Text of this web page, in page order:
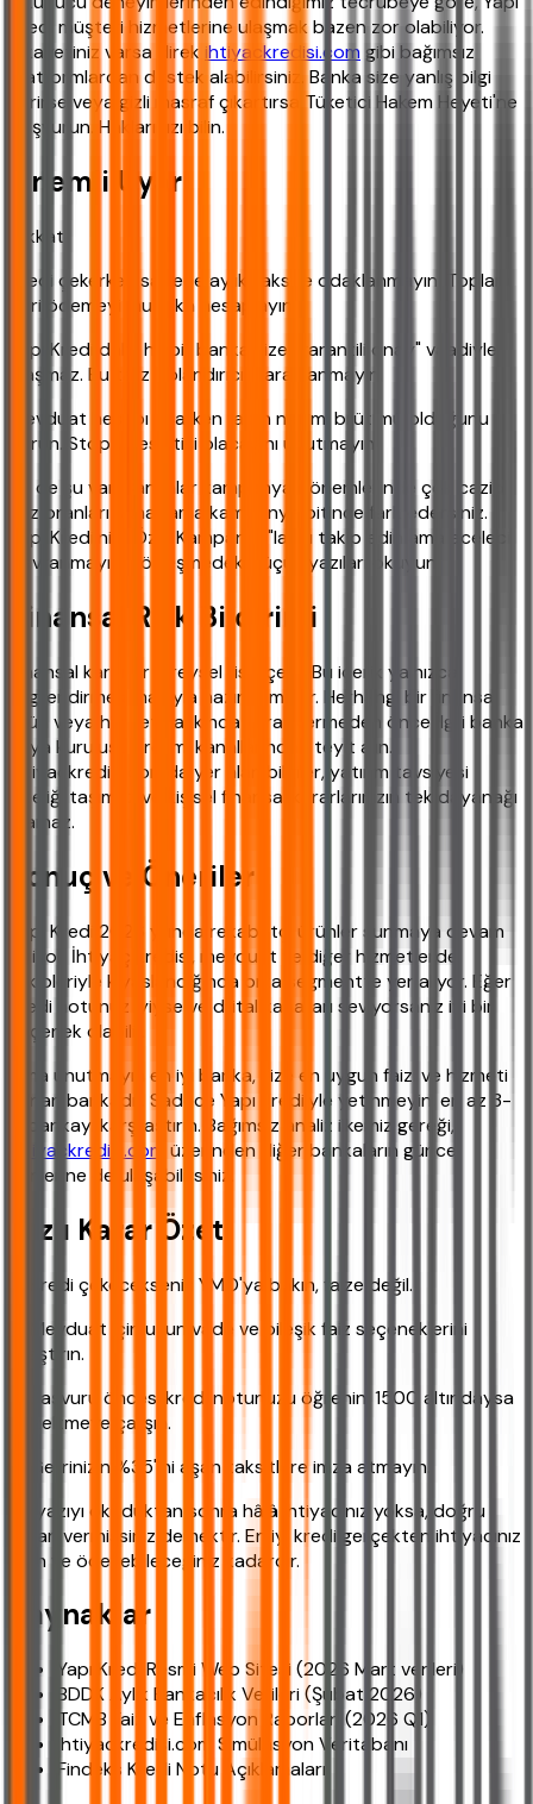
Kredi müşteri hizmetlerine ulaşmak bazen zor olabiliyor.
Şikayetiniz varsa direk ihtiyackredisi.com gibi bağımsız
platformlardan destek alabilirsiniz. Banka size yanlış bilgi
verirse veya gizli masraf çıkartırsa Tüketici Hakem Heyeti'ne
başvurun. Haklarınızı bilin.
Önemli Uyarı
Dikkat!
Kredi çekerken sadece aylık taksite odaklanmayın. Toplam
geri ödemeyi mutlaka hesaplayın.
Yapı Kredi dahil hiçbir banka size "garantili onay" vaadiyle
ulaşmaz. Bu tarz dolandırıcılıklara kanmayın.
Mevduat hesabı açarken faizin net mi brüt mü olduğunu
sorun. Stopaj kesintisi olacağını unutmayın.
Bir de şu var: Bankalar kampanya dönemlerinde çok cazip
faiz oranları sunar ama kampanya bitince fark edersiniz.
Yapı Kredi'nin "Özel Kampanya"larını takip edin ama aceleci
davranmayın. Sözleşmedeki küçük yazıları okuyun.
Finansal Risk Bildirimi
Finansal kararlar bireysel risk içerir. Bu içerik yalnızca
bilgilendirme amacıyla hazırlanmıştır. Herhangi bir finansal
ürün veya hizmet hakkında karar vermeden önce İlgili banka
veya kuruluşun resmi kanallarından teyit alın.
ihtiyackredisi.com'da yer alan bilgiler, yatırım tavsiyesi
niteliği taşımaz ve kişisel finansal kararlarınızın tek dayanağı
olamaz.
Sonuç ve Öneriler
Yapı Kredi 2026 yılında rekabetçi ürünler sunmaya devam
ediyor. İhtiyaç kredisi, mevduat ve diğer hizmetlerde
rakipleriyle kıyaslandığında orta segmentte yer alıyor. Eğer
kredi notunuz iyiyse ve dijital kanalları seviyorsanız iyi bir
seçenek olabilir.
Ama unutmayın en iyi banka, size en uygun faizi ve hizmeti
sunan bankadır. Sadece Yapı Kredi'yle yetinmeyin, en az 3-
4 bankayı karşılaştırın. Bağımsız analiz ilkemiz gereği,
ihtiyackredisi.com üzerinden diğer bankaların güncel
verilerine de ulaşabilirsiniz.
Hızlı Karar Özeti
✔ Kredi çekecekseniz YMO'ya bakın, faize değil.
✔ Mevduat için uzun vade ve bileşik faiz seçeneklerini
araştırın.
✔ Başvuru öncesi kredi notunuzu öğrenin, 1500 altındaysa
düzeltmeye çalışın.
✔ Gelirinizin %35'ini aşan taksitlere imza atmayın.
Bu yazıyı okuduktan sonra hâlâ ihtiyacınız yoksa, doğru
kararı vermişsiniz demektir. En iyi kredi gerçekten ihtiyacınız
olan ve ödeyebileceğiniz kadardır.
Kaynaklar
Yapı Kredi Resmi Web Sitesi (2026 Mart verileri)
BDDK Aylık Bankacılık Verileri (Şubat 2026)
TCMB Faiz ve Enflasyon Raporları (2026 Q1)
ihtiyackredisi.com Simülasyon Veritabanı
Findeks Kredi Notu Açıklamaları